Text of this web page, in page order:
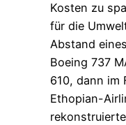
Kosten zu
für die
Abstand
Boeing 737
610, dann im
Ethopian-